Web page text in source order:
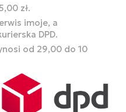
zł.
imoje, a
DPD.
od 29,00 do 10